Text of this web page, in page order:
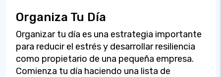
Organiza Tu Día
Organizar tu día es una estrategia importante
para reducir el estrés y desarrollar resiliencia
como propietario de una pequeña empresa.
Comienza tu día haciendo una lista de